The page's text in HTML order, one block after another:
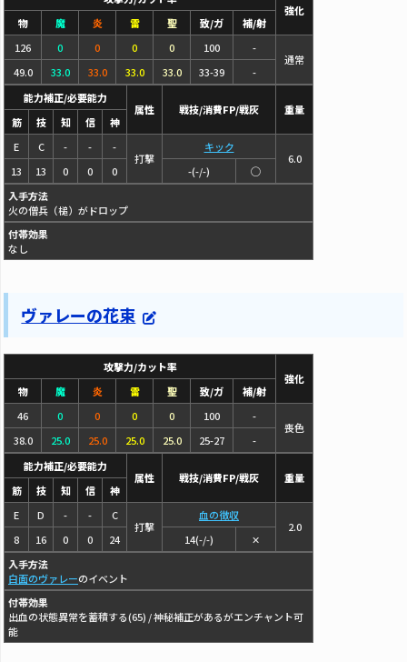
強化
物
魔 炎 雷 聖 致/ガ
補/射
126
0 0 0 0 100
-
通常
49.0
33.0 33.0 33.0 33.0 33-39
-
能力補正/必要能力
属性
戦技/消費FP/戦灰
重量
筋
技 知 信
神
E
C - -
-
打撃
キック
6.0
13
13 0 0 0 -(-/-)
◯
入手方法
火の僧兵（槌）がドロップ
付帯効果
なし
ヴァレーの花束
攻撃力/カット率
強化
物
魔 炎 雷 聖 致/ガ
補/射
46
0 0 0 0 100
-
喪色
38.0
25.0 25.0 25.0 25.0 25-27
-
能力補正/必要能力
属性
戦技/消費FP/戦灰
重量
筋
技 知 信
神
E
D - -
C
打撃
血の徴収
2.0
8
16 0 0 24 14(-/-)
✕
入手方法
白面のヴァレーのイベント
付帯効果
出血の状態異常を蓄積する(65) / 神秘補正があるがエンチャント可
能